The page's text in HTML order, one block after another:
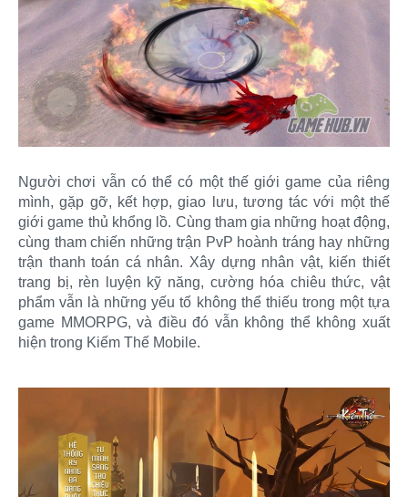
Người chơi vẫn có thể có một thế giới game của riêng
mình, gặp gỡ, kết hợp, giao lưu, tương tác với một thế
giới game thủ khổng lồ. Cùng tham gia những hoạt động,
cùng tham chiến những trận PvP hoành tráng hay những
trận thanh toán cá nhân. Xây dựng nhân vật, kiến thiết
trang bị, rèn luyện kỹ năng, cường hóa chiêu thức, vật
phẩm vẫn là những yếu tố không thể thiếu trong một tựa
game MMORPG, và điều đó vẫn không thể không xuất
hiện trong Kiếm Thế Mobile.